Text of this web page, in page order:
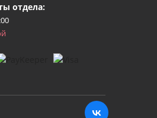
отдела: